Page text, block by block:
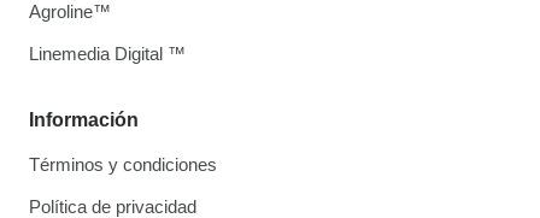
Información
Términos y condiciones
Política de privacidad
Agroline™
Linemedia Digital ™